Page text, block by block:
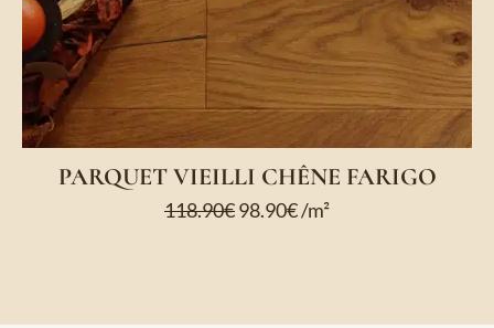
PARQUET VIEILLI CHÊNE FARIGO
118.90€98.90€/m²